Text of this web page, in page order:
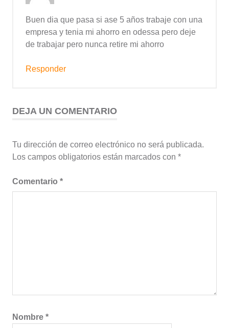
Buen dia que pasa si ase 5 años trabaje con una
empresa y tenia mi ahorro en odessa pero deje
de trabajar pero nunca retire mi ahorro
Responder
DEJA UN COMENTARIO
Tu dirección de correo electrónico no será publicada.
Los campos obligatorios están marcados con *
Comentario *
Nombre *